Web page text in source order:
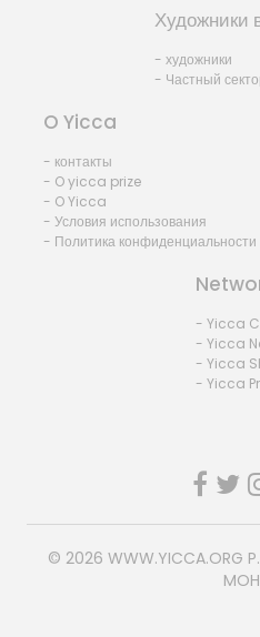
Художники
- художники
- Частный
O Yicca
- контакты
- O yicca prize
- O Yicca
- Условия использования
- Политика конфиденциальности
- Yicca
- Yicca
- Yicca
- Yicca
© 2026 WWW.YICCA.ORG